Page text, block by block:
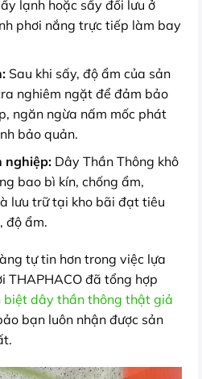
lạnh hoặc sấy đối lưu ở
phơi nắng trực tiếp làm bay
Sau khi sấy, độ ẩm của sản
nghiêm ngặt để đảm bảo
ngăn ngừa nấm mốc phát
bảo quản.
nghiệp:Dây Thần Thông khô
bao bì kín, chống ẩm,
lưu trữ tại kho bãi đạt tiêu
độ ẩm.
tự tin hơn trong việc lựa
THAPHACO đã tổng hợp
biệt dây thần thông thật giả
bạn luôn nhận được sản